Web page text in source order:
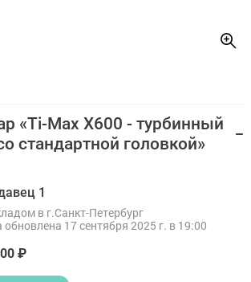
«Ti-Max X600 - турбинный
стандартной головкой»
1
в г.Санкт-Петербург
обновлена 17 сентября 2025 г. в 19:00
₽